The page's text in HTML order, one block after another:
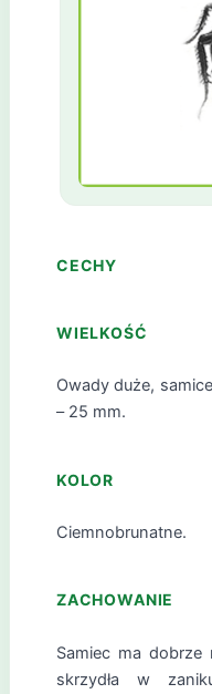
CECHY
WIELKOŚĆ
Owady duże,
– 25 mm.
KOLOR
Ciemnobrunatne.
ZACHOWANIE
Samiec ma dobrze
skrzydła w